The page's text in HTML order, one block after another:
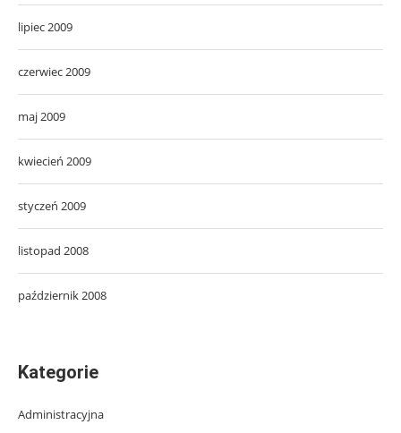
lipiec 2009
czerwiec 2009
maj 2009
kwiecień 2009
styczeń 2009
listopad 2008
październik 2008
Kategorie
Administracyjna